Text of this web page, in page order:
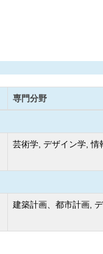
専門分野
芸術学, デザイン学, 情
建築計画、都市計画,